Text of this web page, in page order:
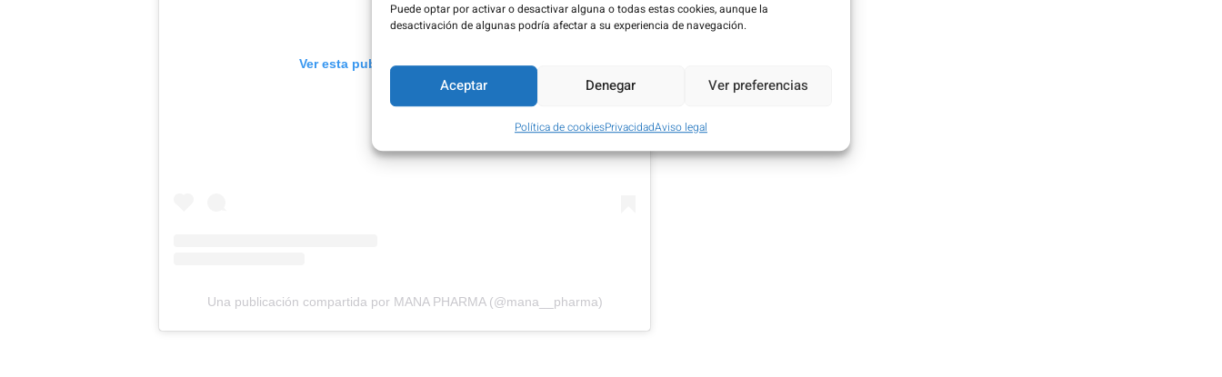
Puede optar por activar o desactivar alguna o todas estas cookies, aunque la
desactivación de algunas podría afectar a su experiencia de navegación.
Aceptar Denegar Ver preferencias
Política de cookiesPrivacidadAviso legal
Ver esta publicación en Instagram
Una publicación compartida por MANA PHARMA (@mana__pharma)